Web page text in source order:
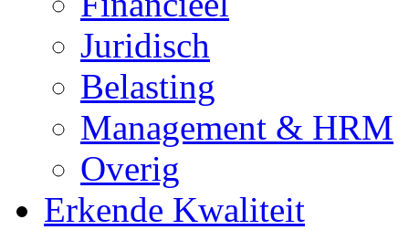
Juridisch
Belasting
Management & HRM
Overig
Erkende Kwaliteit